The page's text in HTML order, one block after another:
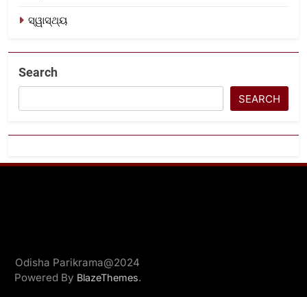
ସ୍ୱାସ୍ଥ୍ୟ
Search
SEARCH
Odisha Parikrama@2024
Powered By BlazeThemes.